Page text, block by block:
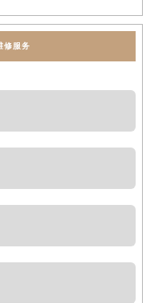
修服务